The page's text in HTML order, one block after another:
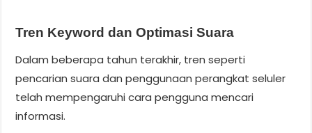
Tren Keyword dan Optimasi Suara
Dalam beberapa tahun terakhir, tren seperti
pencarian suara dan penggunaan perangkat seluler
telah mempengaruhi cara pengguna mencari
informasi.